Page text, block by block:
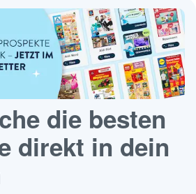
die besten
direkt in dein